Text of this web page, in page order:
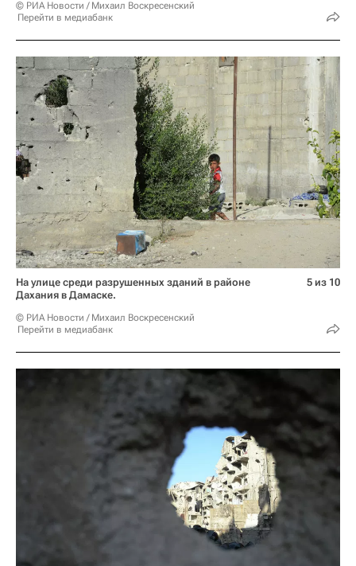
© РИА Новости / Михаил Воскресенский
Перейти в медиабанк
На улице среди разрушенных зданий в районе
Дахания в Дамаске.
© РИА Новости / Михаил Воскресенский
Перейти в медиабанк
5 из 10